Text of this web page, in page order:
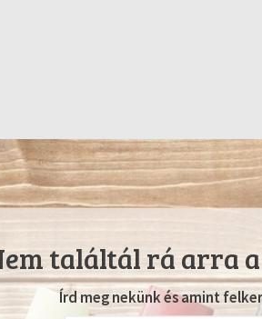
találtál rá arra
Írd meg nekünk és amint